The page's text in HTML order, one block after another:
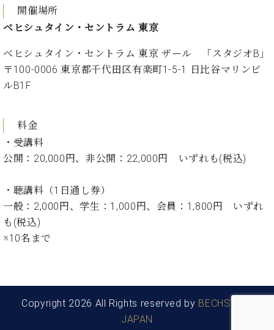
開催場所
ベヒシュタイン・セントラム 東京
ベヒシュタイン・セントラム 東京 ザール 「スタジオB」
〒100-0006 東京都千代田区有楽町1-5-1 日比谷マリンビ
ルB1F
料金
・受講料
公開：20,000円、非公開：22,000円 いずれも(税込)
・聴講料（1日通し券）
一般：2,000円、学生：1,000円、会員：1,800円 いずれ
も(税込)
※10名まで
Copyright 2026 All Rights reserved by BECHSTEIN
JAPAN